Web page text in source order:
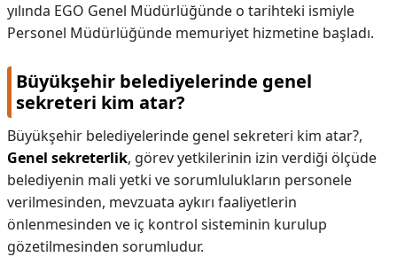
yılında EGO Genel Müdürlüğünde o tarihteki ismiyle
Personel Müdürlüğünde memuriyet hizmetine başladı.
Büyükşehir belediyelerinde genel
sekreteri kim atar?
Büyükşehir belediyelerinde genel sekreteri kim atar?,
Genel sekreterlik, görev yetkilerinin izin verdiği ölçüde
belediyenin mali yetki ve sorumlulukların personele
verilmesinden, mevzuata aykırı faaliyetlerin
önlenmesinden ve iç kontrol sisteminin kurulup
gözetilmesinden sorumludur.